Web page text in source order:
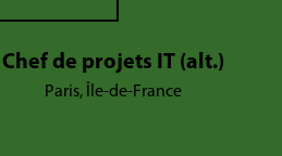
Chef de projets IT (alt.)
Paris, Île-de-France